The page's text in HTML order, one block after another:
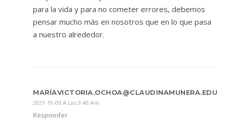
para la vida y para no cometer errores, debemos
pensar mucho más en nosotros que en lo que pasa
a nuestro alrededor.
2021-10-09 A Las 9:40 Am
Responder